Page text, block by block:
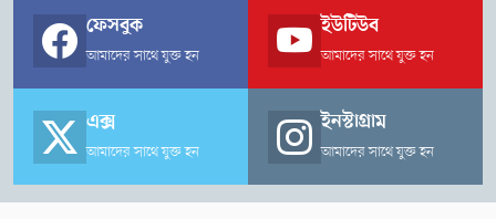
ফেসবুক
আমাদের সাথে যুক্ত হন
ইউটিউব
আমাদের সাথে যুক্ত হন
এক্স
আমাদের সাথে যুক্ত হন
ইনস্টাগ্রাম
আমাদের সাথে যুক্ত হন